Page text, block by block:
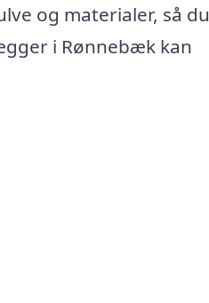
og materialer, så du
i Rønnebæk kan